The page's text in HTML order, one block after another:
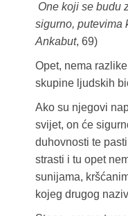
One koji se budu
sigurno, putevima
Ankabut, 69)
Opet, nema
skupine ljudskih
Ako su njegovi
svijet, on će
duhovnosti te
strasti i tu opet
sunijama,
kojeg drugog